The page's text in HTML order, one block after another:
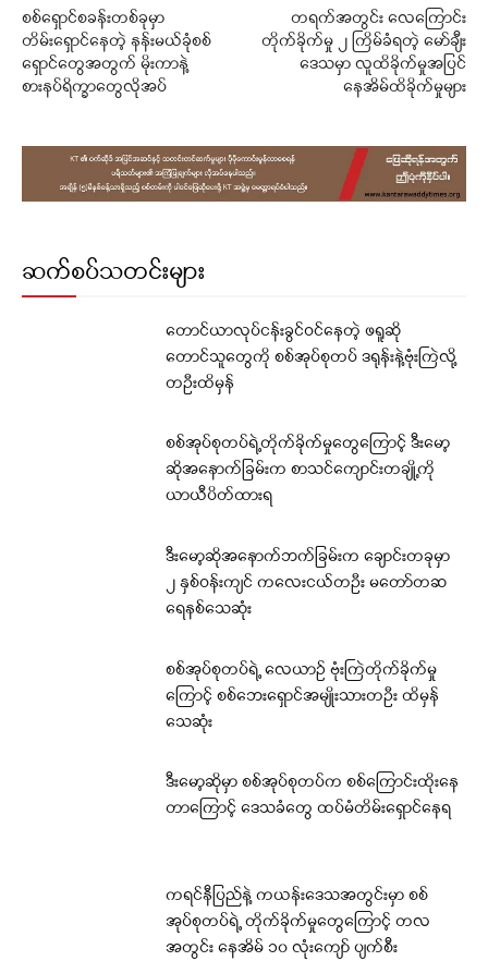
စစ်ရှောင်စခန်းတစ်ခုမှာ
တိမ်းရှောင်နေတဲ့ နန်းမယ်ခုံစစ်
ရှောင်တွေအတွက် မိုးကာနဲ့
စားနပ်ရိက္ခာတွေလိုအပ်
တရက်အတွင်း လေကြောင်း
တိုက်ခိုက်မှု ၂ ကြိမ်ခံရတဲ့ မော်ချီး
ဒေသမှာ လူထိခိုက်မှုအပြင်
နေအိမ်ထိခိုက်မှုများ
ဆက်စပ်သတင်းများ
တောင်ယာလုပ်ငန်းခွင်ဝင်နေတဲ့ ဖရူဆို
တောင်သူတွေကို စစ်အုပ်စုတပ် ဒရုန်းနဲ့ဗုံးကြဲလို့
တဦးထိမှန်
စစ်အုပ်စုတပ်ရဲ့တိုက်ခိုက်မှုတွေကြောင့် ဒီးမော့
ဆိုအနောက်ခြမ်းက စာသင်ကျောင်းတချို့ကို
ယာယီပိတ်ထားရ
ဒီးမော့ဆိုအနောက်ဘက်ခြမ်းက ချောင်းတခုမှာ
၂ နှစ်ဝန်းကျင် ကလေးငယ်တဦး မတော်တဆ
ရေနစ်သေဆုံး
စစ်အုပ်စုတပ်ရဲ့ လေယာဉ် ဗုံးကြဲတိုက်ခိုက်မှု
ကြောင့် စစ်ဘေးရှောင်အမျိုးသားတဦး ထိမှန်
သေဆုံး
ဒီးမော့ဆိုမှာ စစ်အုပ်စုတပ်က စစ်ကြောင်းထိုးနေ
တာကြောင့် ဒေသခံတွေ ထပ်မံတိမ်းရှောင်နေရ
ကရင်နီပြည်နဲ့ ကယန်းဒေသအတွင်းမှာ စစ်
အုပ်စုတပ်ရဲ့ တိုက်ခိုက်မှုတွေကြောင့် တလ
အတွင်း နေအိမ် ၁၀ လုံးကျော် ပျက်စီး